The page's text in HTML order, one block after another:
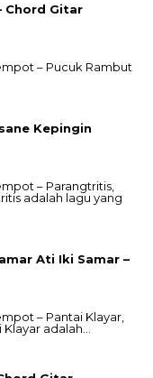
Chord Gitar
– Pucuk Rambut
Kepingin
– Parangtritis,
adalah lagu yang
Ati Iki Samar –
– Pantai Klayar,
adalah…